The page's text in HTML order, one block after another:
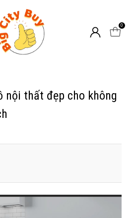
0
nội thất đẹp cho không